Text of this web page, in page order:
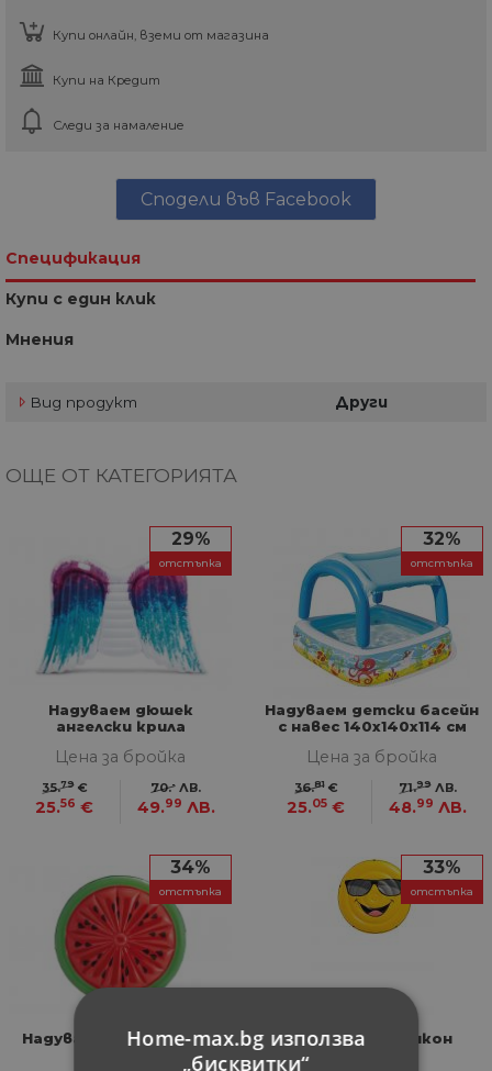
Купи онлайн, вземи от магазина
Купи на Кредит
Следи за намаление
Сподели във Facebook
Спецификация
Купи с един клик
Мнения
Вид продукт Други
ОЩЕ ОТ КАТЕГОРИЯТА
29%
отстъпка
Надуваем дюшек
ангелски крила
Цена за бройка
35.79 €
25.56 €
70.- ЛВ.
49.99 ЛВ.
32%
отстъпка
Надуваем детски басейн
с навес 140x140x114 см
Цена за бройка
36.81 €
25.05 €
71.99 ЛВ.
48.99 ЛВ.
34%
отстъпка
Надуваем остров диня
33%
отстъпка
Остров емотикон
Home-max.bg използва
„бисквитки“